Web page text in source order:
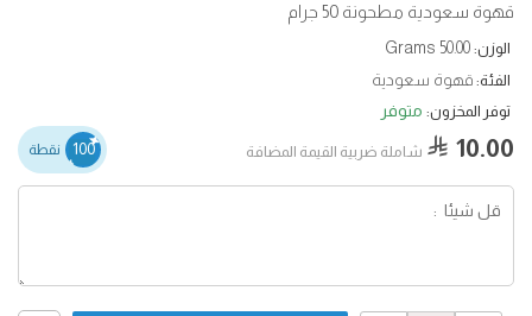
قهوة سعودية مطحونة 50 جرام
الوزن: 50.00 Grams
الفئة: قهوة سعودية
توفر المخزون: متوفر
10.00 شاملة ضربية القيمة المضافة 100 نقطة